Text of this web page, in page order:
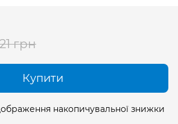
грн
Купити
накопичувальної знижки